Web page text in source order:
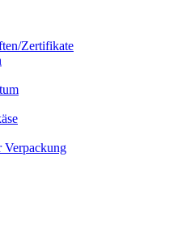
Zertifikate
Verpackung